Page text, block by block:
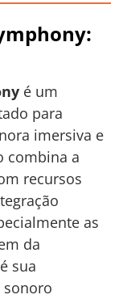
é um
para
imersiva e
combina a
recursos
as
da
sua
sonoro